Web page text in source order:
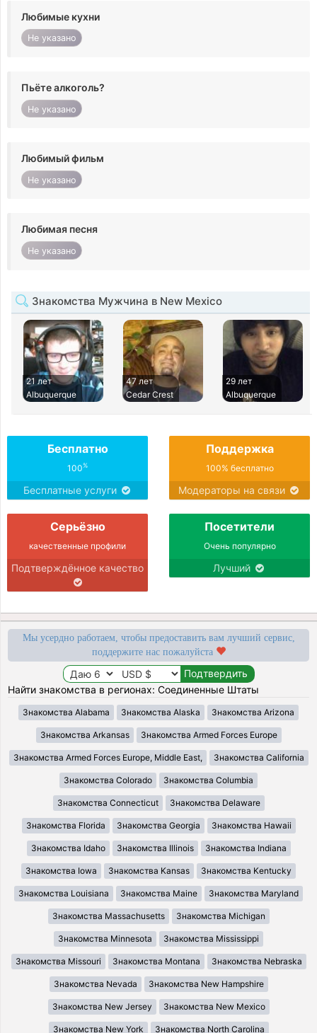
Любимые кухни
Не указано
Пьёте алкоголь?
Не указано
Любимый фильм
Не указано
Любимая песня
Не указано
Знакомства Мужчина в New Mexico
21 лет
Albuquerque
47 лет
Cedar Crest
29 лет
Albuquerque
Бесплатно
100%
Бесплатные услуги
Поддержка
100% бесплатно
Модераторы на связи
Серьёзно
качественные профили
Подтверждённое качество
Посетители
Очень популярно
Лучший
Мы усердно работаем, чтобы предоставить вам лучший сервис,
поддержите нас пожалуйста
Найти знакомства в регионах: Соединенные Штаты
Знакомства Alabama Знакомства Alaska Знакомства Arizona
Знакомства Arkansas Знакомства Armed Forces Europe
Знакомства Armed Forces Europe, Middle East, Знакомства California
Знакомства Colorado Знакомства Columbia
Знакомства Connecticut Знакомства Delaware
Знакомства Florida Знакомства Georgia Знакомства Hawaii
Знакомства Idaho Знакомства Illinois Знакомства Indiana
Знакомства Iowa Знакомства Kansas Знакомства Kentucky
Знакомства Louisiana Знакомства Maine Знакомства Maryland
Знакомства Massachusetts Знакомства Michigan
Знакомства Minnesota Знакомства Mississippi
Знакомства Missouri Знакомства Montana Знакомства Nebraska
Знакомства Nevada Знакомства New Hampshire
Знакомства New Jersey Знакомства New Mexico
Знакомства New York Знакомства North Carolina